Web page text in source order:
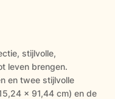
stijlvolle,
leven brengen.
en twee stijlvolle
x 91,44 cm) en de